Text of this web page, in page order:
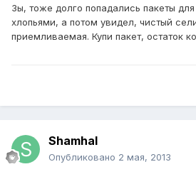
Зы, тоже долго попадались пакеты
хлопьями, а потом увидел, чистый
приемливаемая. Купи пакет, остаток
Shamhal
Опубликовано 2 мая, 2013